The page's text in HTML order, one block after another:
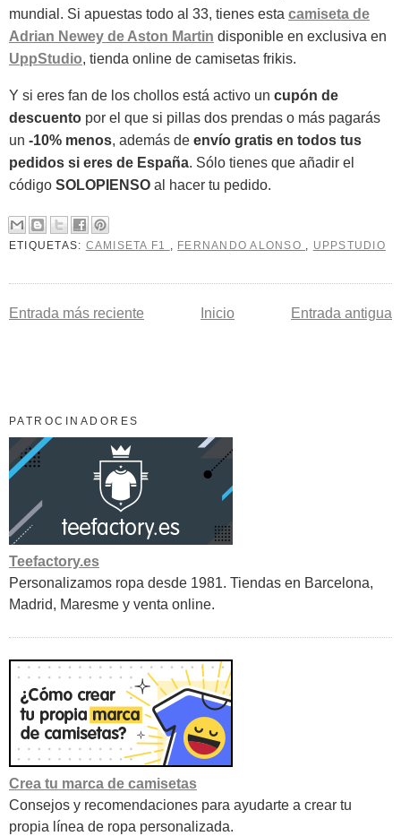
mundial. Si apuestas todo al 33, tienes esta camiseta de
Adrian Newey de Aston Martin disponible en exclusiva en
UppStudio, tienda online de camisetas frikis.
Y si eres fan de los chollos está activo un cupón de
descuento por el que si pillas dos prendas o más pagarás
un -10% menos, además de envío gratis en todos tus
pedidos si eres de España. Sólo tienes que añadir el
código SOLOPIENSO al hacer tu pedido.
ETIQUETAS: CAMISETA F1 , FERNANDO ALONSO , UPPSTUDIO
Entrada más reciente Entrada antigua
Inicio
PATROCINADORES
Teefactory.es
Personalizamos ropa desde 1981. Tiendas en Barcelona,
Madrid, Maresme y venta online.
Crea tu marca de camisetas
Consejos y recomendaciones para ayudarte a crear tu
propia línea de ropa personalizada.